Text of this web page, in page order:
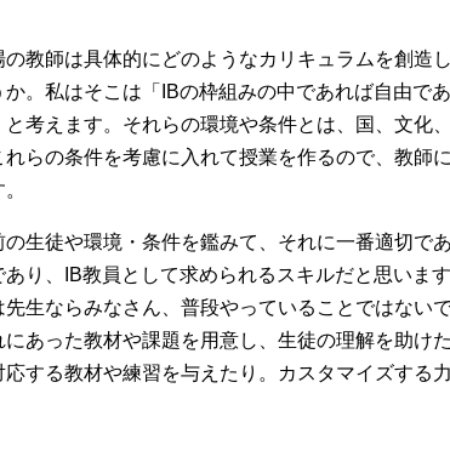
の教師は具体的にどのようなカリキュラムを創造
か。私はそこは「IBの枠組みの中であれば自由で
と考えます。それらの環境や条件とは、国、文化
らの条件を考慮に入れて授業を作るので、教師
の生徒や環境・条件を鑑みて、それに一番適切で
あり、IB教員として求められるスキルだと思いま
先生ならみなさん、普段やっていることではない
にあった教材や課題を用意し、生徒の理解を助け
応する教材や練習を与えたり。カスタマイズする